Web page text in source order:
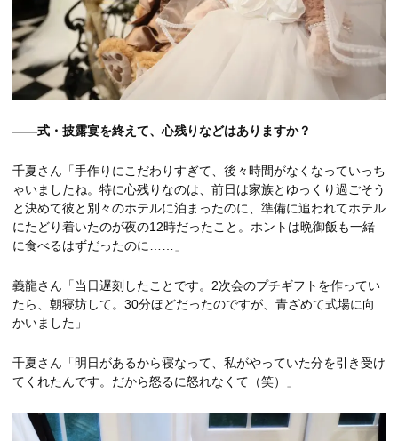
――式・披露宴を終えて、心残りなどはありますか？
千夏さん「手作りにこだわりすぎて、後々時間がなくなっていっち
ゃいましたね。特に心残りなのは、前日は家族とゆっくり過ごそう
と決めて彼と別々のホテルに泊まったのに、準備に追われてホテル
にたどり着いたのが夜の12時だったこと。ホントは晩御飯も一緒
に食べるはずだったのに……」
義龍さん「当日遅刻したことです。2次会のプチギフトを作ってい
たら、朝寝坊して。30分ほどだったのですが、青ざめて式場に向
かいました」
千夏さん「明日があるから寝なって、私がやっていた分を引き受け
てくれたんです。だから怒るに怒れなくて（笑）」